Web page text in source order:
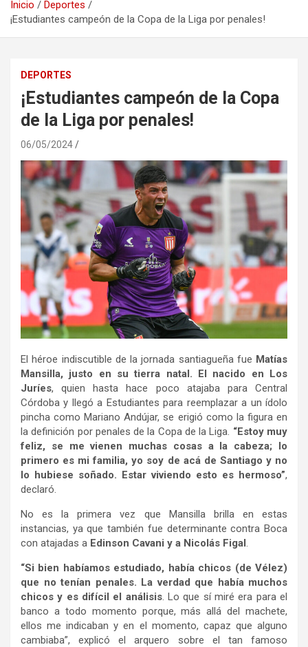
Inicio
Deportes
¡Estudiantes campeón de la Copa de la Liga por penales!
DEPORTES
¡Estudiantes campeón de la Copa
de la Liga por penales!
06/05/2024
El héroe indiscutible de la jornada santiagueña fue Matías
Mansilla, justo en su tierra natal. El nacido en Los
Juríes, quien hasta hace poco atajaba para Central
Córdoba y llegó a Estudiantes para reemplazar a un ídolo
pincha como Mariano Andújar, se erigió como la figura en
la definición por penales de la Copa de la Liga. “Estoy muy
feliz, se me vienen muchas cosas a la cabeza; lo
primero es mi familia, yo soy de acá de Santiago y no
lo hubiese soñado. Estar viviendo esto es hermoso”,
declaró.
No es la primera vez que Mansilla brilla en estas
instancias, ya que también fue determinante contra Boca
con atajadas a Edinson Cavani y a Nicolás Figal.
“Si bien habíamos estudiado, había chicos (de Vélez)
que no tenían penales. La verdad que había muchos
chicos y es difícil el análisis. Lo que sí miré era para el
banco a todo momento porque, más allá del machete,
ellos me indicaban y en el momento, capaz que alguno
cambiaba”, explicó el arquero sobre el tan famoso